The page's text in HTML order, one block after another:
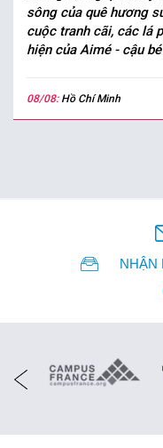
sông của quê hương
cuộc tranh cãi, các lá
hiện của Aimé - cậu
08/08: Hồ Chí Minh
NHẬN